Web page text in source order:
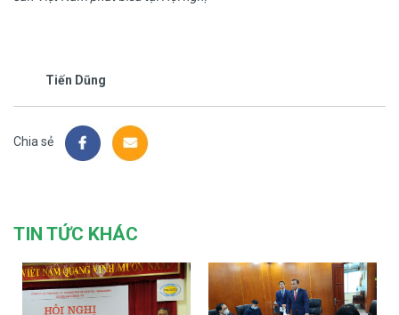
Tiến Dũng
Chia sẻ
TIN TỨC KHÁC